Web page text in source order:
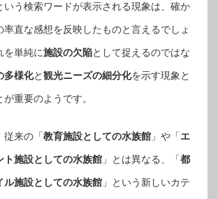
いう検索ワードが表示される現象は、確か
率直な感想を反映したものと言えるでしょ
を単純に施設の欠陥として捉えるのではな
多様化と観光ニーズの細分化を示す現象と
重要のようです。
従来の「教育施設としての水族館 」や「エ
ト施設としての水族館 」とは異なる、「都
ル施設としての水族館 」という新しいカテ